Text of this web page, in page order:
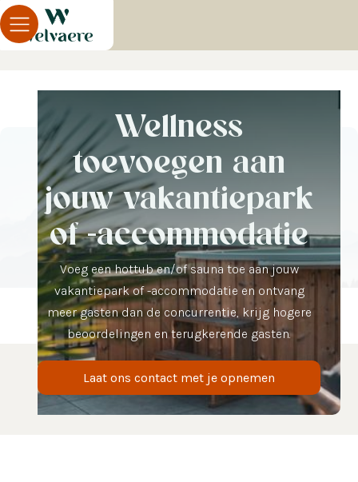
Wellness
toevoegen aan
jouw vakantiepark
of -accommodatie
Voeg een hottub en/of sauna toe aan jouw
vakantiepark of -accommodatie en ontvang
meer gasten dan de concurrentie, krijg hogere
beoordelingen en terugkerende gasten.
Laat ons contact met je opnemen